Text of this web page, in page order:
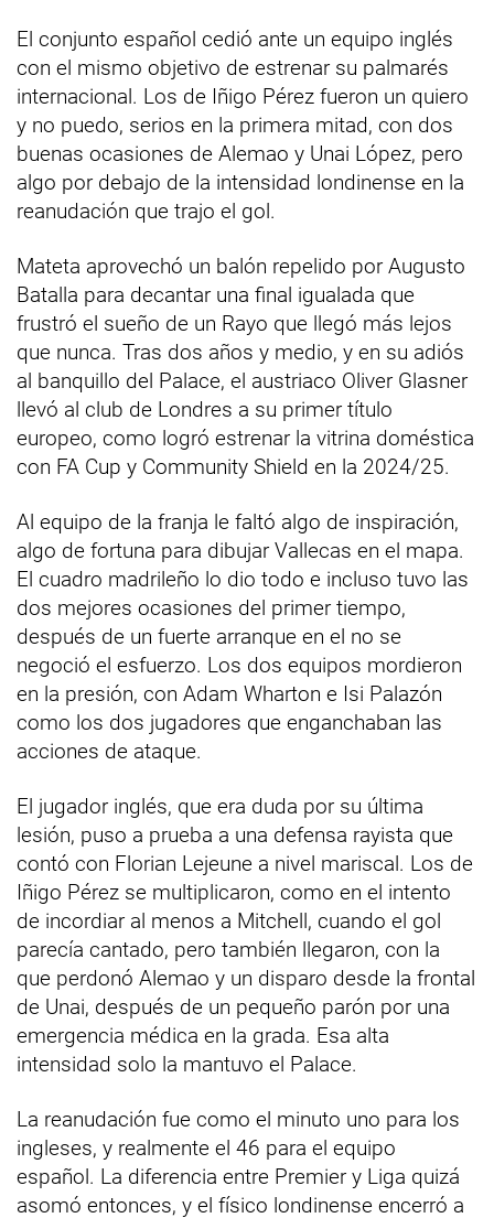
El conjunto español cedió ante un equipo inglés
con el mismo objetivo de estrenar su palmarés
internacional. Los de Iñigo Pérez fueron un quiero
y no puedo, serios en la primera mitad, con dos
buenas ocasiones de Alemao y Unai López, pero
algo por debajo de la intensidad londinense en la
reanudación que trajo el gol.
Mateta aprovechó un balón repelido por Augusto
Batalla para decantar una final igualada que
frustró el sueño de un Rayo que llegó más lejos
que nunca. Tras dos años y medio, y en su adiós
al banquillo del Palace, el austriaco Oliver Glasner
llevó al club de Londres a su primer título
europeo, como logró estrenar la vitrina doméstica
con FA Cup y Community Shield en la 2024/25.
Al equipo de la franja le faltó algo de inspiración,
algo de fortuna para dibujar Vallecas en el mapa.
El cuadro madrileño lo dio todo e incluso tuvo las
dos mejores ocasiones del primer tiempo,
después de un fuerte arranque en el no se
negoció el esfuerzo. Los dos equipos mordieron
en la presión, con Adam Wharton e Isi Palazón
como los dos jugadores que enganchaban las
acciones de ataque.
El jugador inglés, que era duda por su última
lesión, puso a prueba a una defensa rayista que
contó con Florian Lejeune a nivel mariscal. Los de
Iñigo Pérez se multiplicaron, como en el intento
de incordiar al menos a Mitchell, cuando el gol
parecía cantado, pero también llegaron, con la
que perdonó Alemao y un disparo desde la frontal
de Unai, después de un pequeño parón por una
emergencia médica en la grada. Esa alta
intensidad solo la mantuvo el Palace.
La reanudación fue como el minuto uno para los
ingleses, y realmente el 46 para el equipo
español. La diferencia entre Premier y Liga quizá
asomó entonces, y el físico londinense encerró a